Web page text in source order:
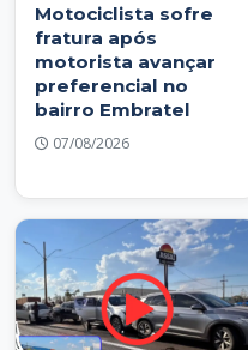
Motociclista sofre
fratura após
motorista avançar
preferencial no
bairro Embratel
07/08/2026